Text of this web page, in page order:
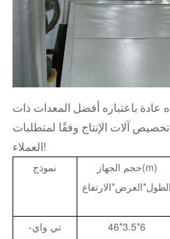
عادة باعتباره أفضل المعدات ذات
تخصيص آلات الإنتاج وفقًا لمتطلبات
العملاء!
نموذج حجم الجهاز(m)
الطول*العرض*الارتفاع
تي واي-
46*3.5*6